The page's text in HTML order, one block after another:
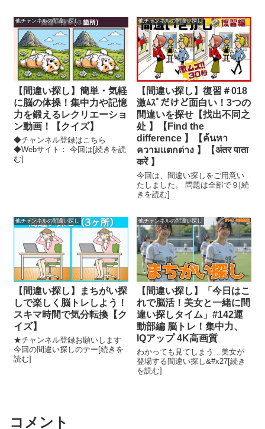
他チャンネルの間違い探し
【間違い探し】簡単・気軽
に脳の体操！集中力や記憶
力を鍛えるレクリエーショ
ン動画！【クイズ】
◆チャンネル登録はこちら
◆Webサイト： 今回は[続きを読
む]
他チャンネルの間違い探し
【間違い探し】復習＃018
激ﾑｽﾞだけど面白い！3つの
間違いを探せ【找出不同之
处 】【Find the
difference 】【ค้นหา
ความแตกต่าง 】【अंतर पाता
करें 】
今回は、間違い探しをご用意い
たしました。 問題は全部で９[続
きを読む]
他チャンネルの間違い探し
【間違い探し】まちがい探
しで楽しく脳トレしよう！
スキマ時間で気分転換【ク
イズ】
★チャンネル登録お願いします
今回の間違い探しのテー[続きを
読む]
他チャンネルの間違い探し
【間違い探し】「今日はこ
れで脳活！美女と一緒に間
違い探しタイム」#142運
動部編 脳トレ！集中力、
IQアップ 4K高画質
わかっても見てしまう…美女が
登場する間違い探し&#x27[続き
を読む]
コメント